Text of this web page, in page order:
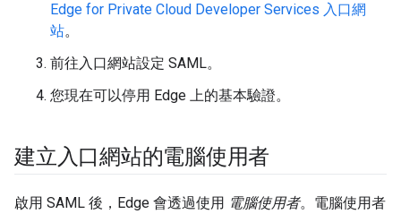
Edge for Private Cloud Developer Services 入口網
站。
前往入口網站設定 SAML。
您現在可以停用 Edge 上的基本驗證。
建立入口網站的電腦使用者
啟用 SAML 後，Edge 會透過使用 電腦使用者。電腦使用者